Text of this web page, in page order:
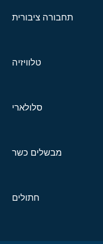
תחבורה ציבורית
טלוויזיה
סלולארי
מבשלים כשר
חתולים